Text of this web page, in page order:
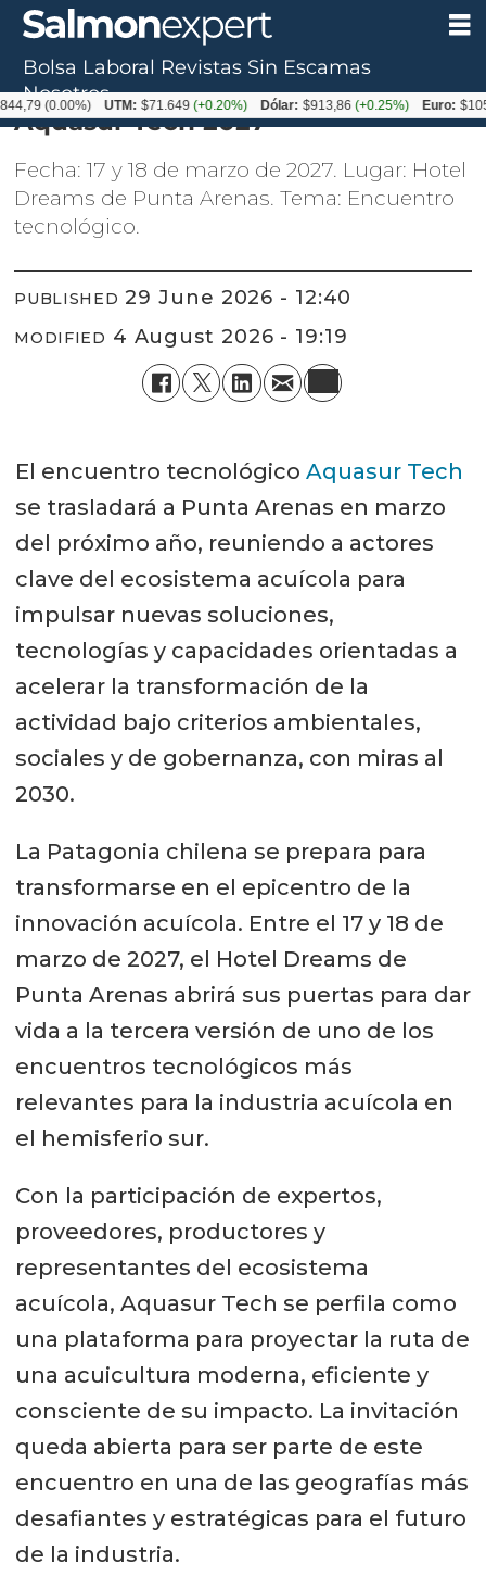
Calendario de Eventos
Aquasur Tech 2027
Fecha: 17 y 18 de marzo de 2027. Lugar: Hotel
Dreams de Punta Arenas. Tema: Encuentro
tecnológico.
PUBLISHED 29 June 2026 - 12:40
MODIFIED 4 August 2026 - 19:19
El encuentro tecnológico Aquasur Tech
se trasladará a Punta Arenas en marzo
del próximo año, reuniendo a actores
clave del ecosistema acuícola para
impulsar nuevas soluciones,
tecnologías y capacidades orientadas a
acelerar la transformación de la
actividad bajo criterios ambientales,
sociales y de gobernanza, con miras al
2030.
La Patagonia chilena se prepara para
transformarse en el epicentro de la
innovación acuícola. Entre el 17 y 18 de
marzo de 2027, el Hotel Dreams de
Punta Arenas abrirá sus puertas para dar
vida a la tercera versión de uno de los
encuentros tecnológicos más
relevantes para la industria acuícola en
el hemisferio sur.
Con la participación de expertos,
proveedores, productores y
representantes del ecosistema
acuícola, Aquasur Tech se perfila como
una plataforma para proyectar la ruta de
una acuicultura moderna, eficiente y
consciente de su impacto. La invitación
queda abierta para ser parte de este
encuentro en una de las geografías más
desafiantes y estratégicas para el futuro
de la industria.
Bolsa Laboral Revistas Sin Escamas
Nosotros
(0.00%) UTM: $71.649(+0.20%) Dólar: $913,86(+0.25%) Euro: